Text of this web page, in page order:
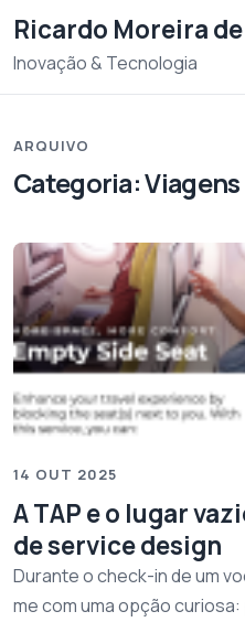
Ricardo Moreira
Inovação & Tecnologia
ARQUIVO
Categoria:Viagens
14 OUT 2025
A TAP e o lugar
de service design
Durante o check-in de um
me com uma opção